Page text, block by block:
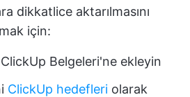
dikkatlice aktarılmasını
için:
Belgeleri'ne ekleyin
ClickUp hedefleri olarak